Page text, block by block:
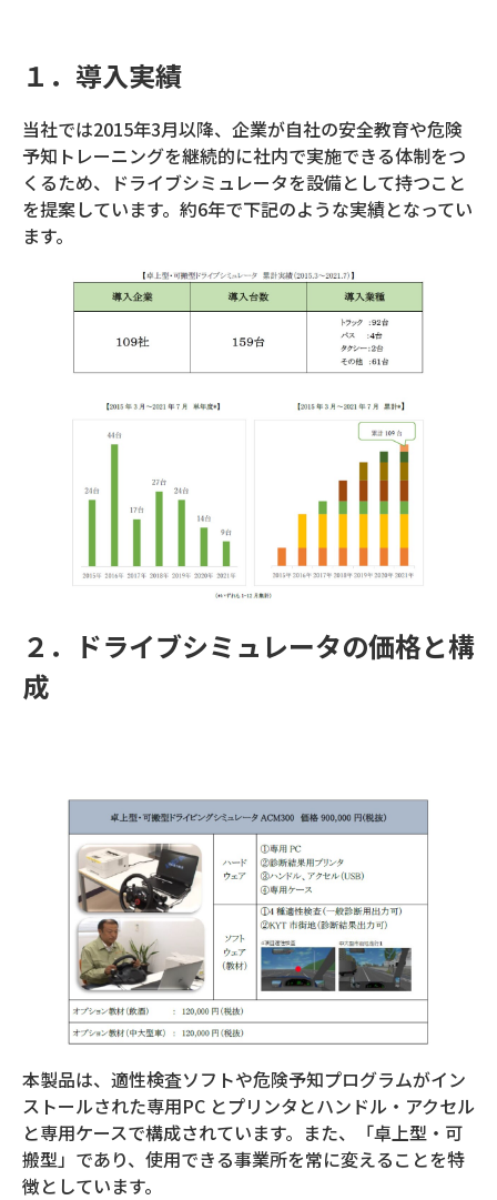
１．導入実績
当社では2015年3月以降、企業が自社の安全教育や危険
予知トレーニングを継続的に社内で実施できる体制をつ
くるため、ドライブシミュレータを設備として持つこと
を提案しています。約6年で下記のような実績となってい
ます。
２．ドライブシミュレータの価格と構
成
本製品は、適性検査ソフトや危険予知プログラムがイン
ストールされた専用PC とプリンタとハンドル・アクセル
と専用ケースで構成されています。また、「卓上型・可
搬型」であり、使用できる事業所を常に変えることを特
徴としています。